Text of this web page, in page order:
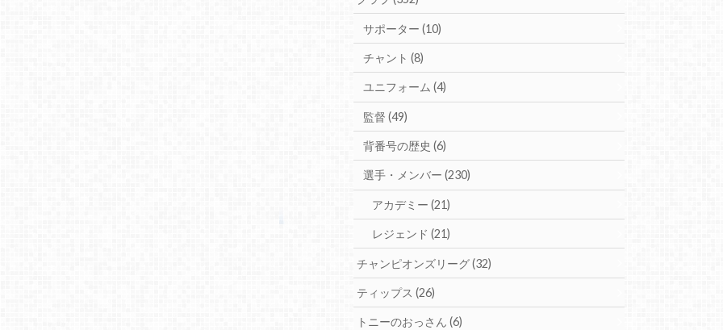
サポーター (10)
チャント (8)
ユニフォーム (4)
監督 (49)
背番号の歴史 (6)
選手・メンバー (230)
アカデミー(21)
レジェンド(21)
チャンピオンズリーグ(32)
ティップス(26)
トニーのおっさん(6)